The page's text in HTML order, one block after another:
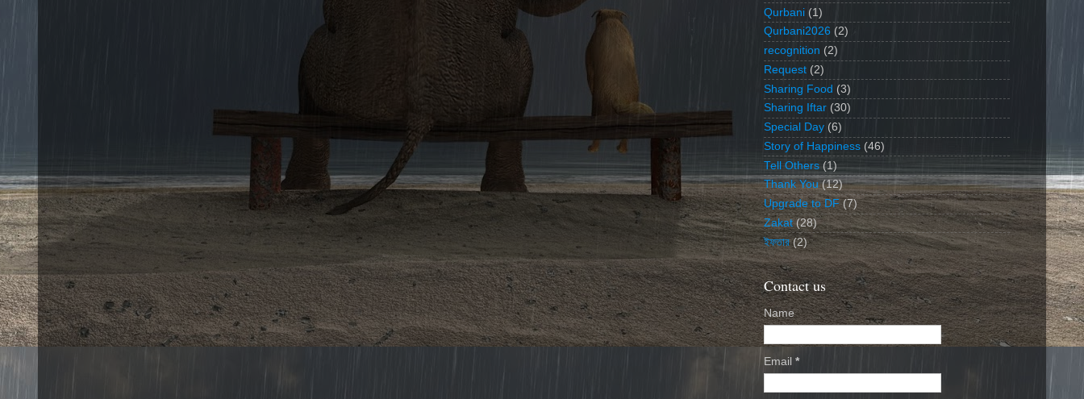
Qurbani (1)
Qurbani2026 (2)
recognition (2)
Request (2)
Sharing Food (3)
Sharing Iftar (30)
Special Day (6)
Story of Happiness (46)
Tell Others (1)
Thank You (12)
Upgrade to DF (7)
Zakat (28)
ইফতার (2)
Contact us
Name
Email *